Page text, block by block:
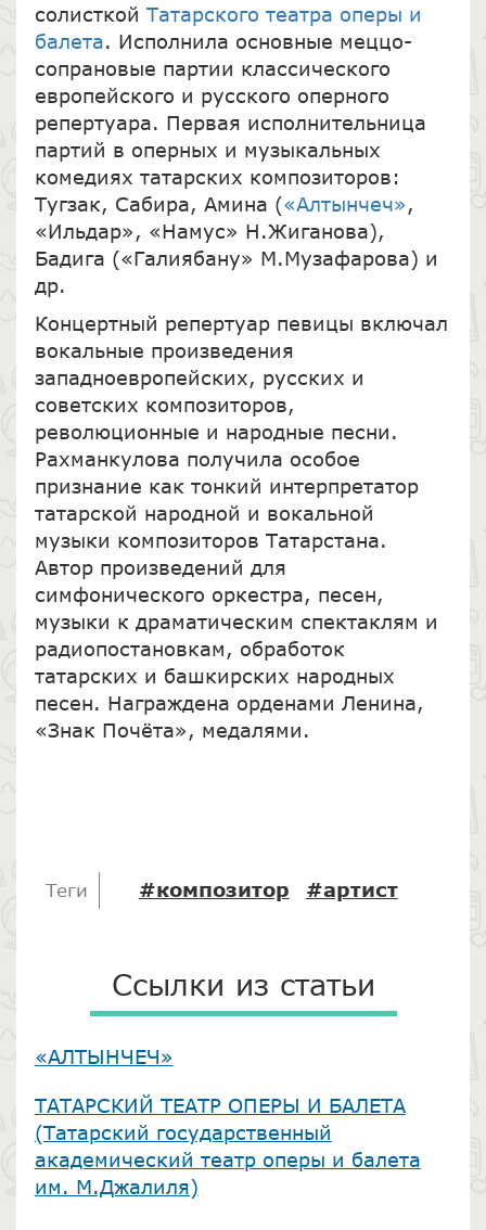
солисткой Татарского театра оперы и
балета. Исполнила основные меццо-
сопрановые партии классического
европейского и русского оперного
репертуара. Первая исполнительница
партий в оперных и музыкальных
комедиях татарских композиторов:
Тугзак, Сабира, Амина («Алтынчеч»,
«Ильдар», «Намус» Н.Жиганова),
Бадига («Галиябану» М.Музафарова) и
др.
Концертный репертуар певицы включал
вокальные произведения
западноевропейских, русских и
советских композиторов,
революционные и народные песни.
Рахманкулова получила особое
признание как тонкий интерпретатор
татарской народной и вокальной
музыки композиторов Татарстана.
Автор произведений для
симфонического оркестра, песен,
музыки к драматическим спектаклям и
радиопостановкам, обработок
татарских и башкирских народных
песен. Награждена орденами Ленина,
«Знак Почёта», медалями.
Теги #композитор #артист
Ссылки из статьи
«АЛТЫНЧЕЧ»
​ТАТАРСКИЙ ТЕАТР ОПЕРЫ И БАЛЕТА
(Татарский государственный
академический театр оперы и балета
им. М.Джалиля)